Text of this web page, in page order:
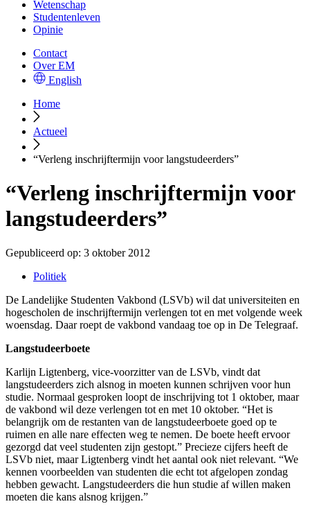
Wetenschap
Studentenleven
Opinie
Contact
Over EM
English
Home
Actueel
“Verleng inschrijftermijn voor langstudeerders”
“Verleng inschrijftermijn voor
langstudeerders”
Gepubliceerd op: 3 oktober 2012
Politiek
De Landelijke Studenten Vakbond (LSVb) wil dat universiteiten en
hogescholen de inschrijftermijn verlengen tot en met volgende week
woensdag. Daar roept de vakbond vandaag toe op in De Telegraaf.
Langstudeerboete
Karlijn Ligtenberg, vice-voorzitter van de LSVb, vindt dat
langstudeerders zich alsnog in moeten kunnen schrijven voor hun
studie. Normaal gesproken loopt de inschrijving tot 1 oktober, maar
de vakbond wil deze verlengen tot en met 10 oktober. “Het is
belangrijk om de restanten van de langstudeerboete goed op te
ruimen en alle nare effecten weg te nemen. De boete heeft ervoor
gezorgd dat veel studenten zijn gestopt.” Precieze cijfers heeft de
LSVb niet, maar Ligtenberg vindt het aantal ook niet relevant. “We
kennen voorbeelden van studenten die echt tot afgelopen zondag
hebben gewacht. Langstudeerders die hun studie af willen maken
moeten die kans alsnog krijgen.”